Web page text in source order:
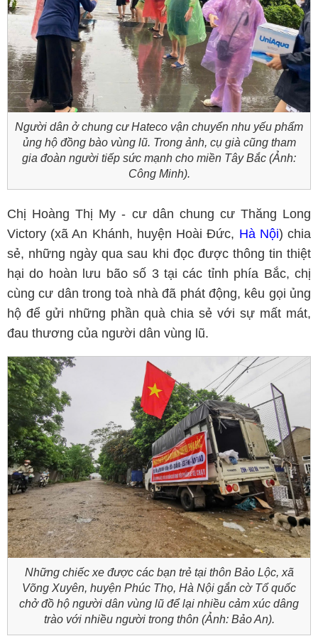
Người dân ở chung cư Hateco vận chuyển nhu yếu phẩm
ủng hộ đồng bào vùng lũ. Trong ảnh, cụ già cũng tham
gia đoàn người tiếp sức mạnh cho miền Tây Bắc (Ảnh:
Công Minh).
Chị Hoàng Thị My - cư dân chung cư Thăng Long
Victory (xã An Khánh, huyện Hoài Đức, Hà Nội) chia
sẻ, những ngày qua sau khi đọc được thông tin thiệt
hại do hoàn lưu bão số 3 tại các tỉnh phía Bắc, chị
cùng cư dân trong toà nhà đã phát động, kêu gọi ủng
hộ để gửi những phần quà chia sẻ với sự mất mát,
đau thương của người dân vùng lũ.
Những chiếc xe được các bạn trẻ tại thôn Bảo Lộc, xã
Võng Xuyên, huyện Phúc Thọ, Hà Nội gắn cờ Tổ quốc
chở đồ hộ người dân vùng lũ để lại nhiều cảm xúc dâng
trào với nhiều người trong thôn (Ảnh: Bảo An).